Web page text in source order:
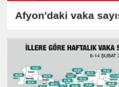
Afyon'daki vaka